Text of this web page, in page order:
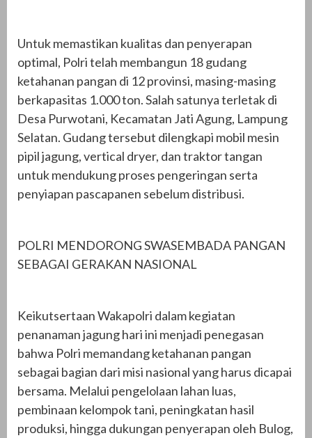
Untuk memastikan kualitas dan penyerapan
optimal, Polri telah membangun 18 gudang
ketahanan pangan di 12 provinsi, masing-masing
berkapasitas 1.000 ton. Salah satunya terletak di
Desa Purwotani, Kecamatan Jati Agung, Lampung
Selatan. Gudang tersebut dilengkapi mobil mesin
pipil jagung, vertical dryer, dan traktor tangan
untuk mendukung proses pengeringan serta
penyiapan pascapanen sebelum distribusi.
POLRI MENDORONG SWASEMBADA PANGAN
SEBAGAI GERAKAN NASIONAL
Keikutsertaan Wakapolri dalam kegiatan
penanaman jagung hari ini menjadi penegasan
bahwa Polri memandang ketahanan pangan
sebagai bagian dari misi nasional yang harus dicapai
bersama. Melalui pengelolaan lahan luas,
pembinaan kelompok tani, peningkatan hasil
produksi, hingga dukungan penyerapan oleh Bulog,